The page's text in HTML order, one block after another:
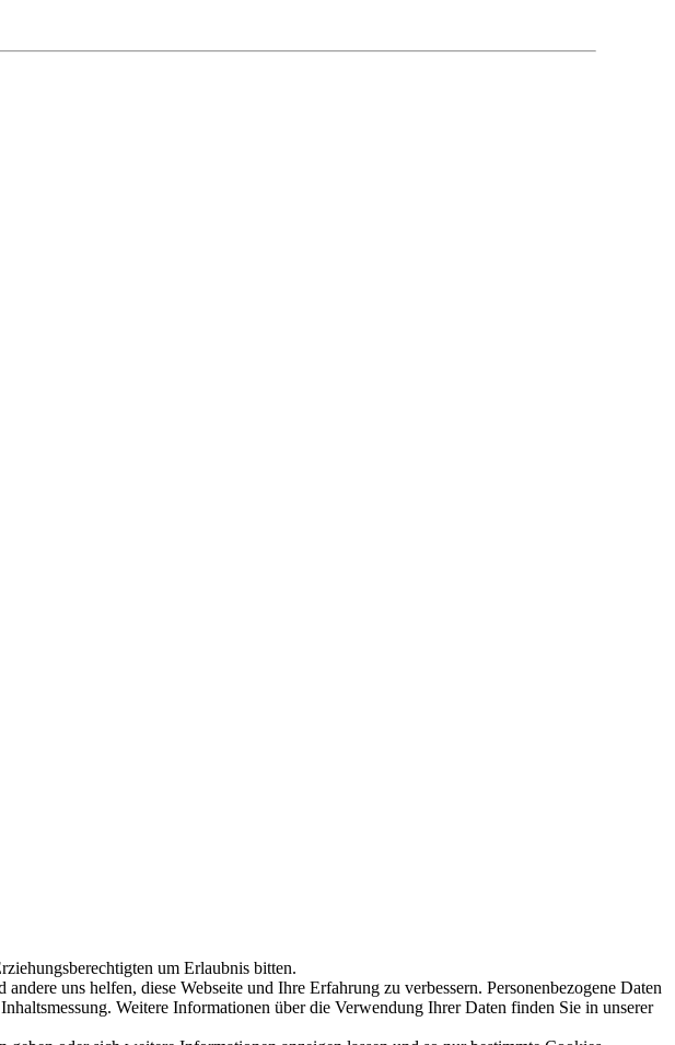
um Erlaubnis bitten.
uns helfen, diese Webseite und Ihre Erfahrung zu verbessern. Personenbezogene Daten
Weitere Informationen über die Verwendung Ihrer Daten finden Sie in unserer